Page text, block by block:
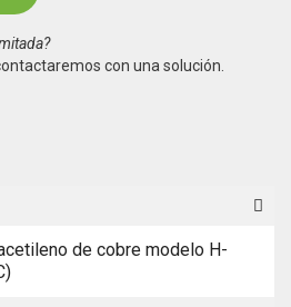
con una solución.
de cobre modelo H-